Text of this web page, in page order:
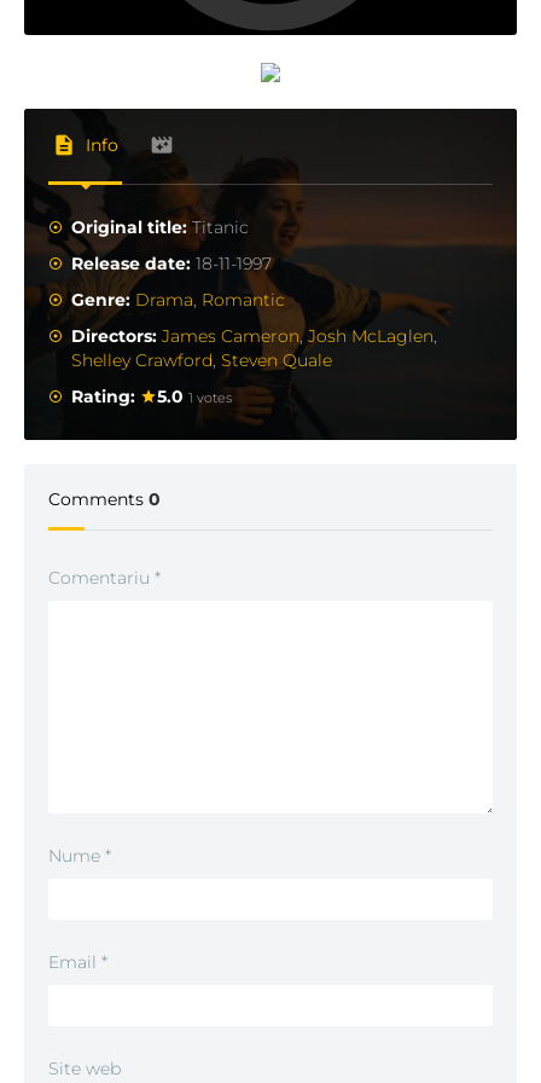
emigrantul italian Fabrizio De Rossi (Danny Nucci), cel mai
bun prieten al lui Jack, sărac dar hotărât și Spicer Lovejoy
(David Warner), valetul loial al lui Cal Hockley
Info
Original title:Titanic
Release date:18-11-1997
Genre: Drama, Romantic
Directors:James Cameron,Josh McLaglen,
Shelley Crawford,Steven Quale
Rating:
5.0 1 votes
Comments 0
Comentariu *
Nume *
Email *
Site web